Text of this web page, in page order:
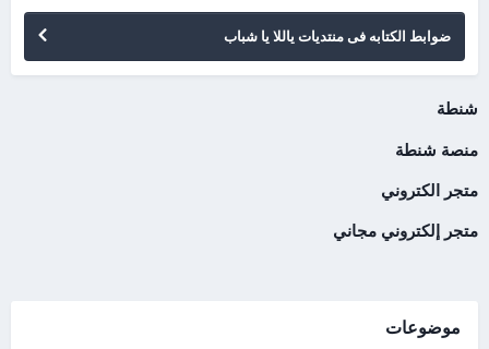
ضوابط الكتابه فى منتديات ياللا يا شباب
شنطة
منصة شنطة
متجر الكتروني
متجر إلكتروني مجاني
موضوعات